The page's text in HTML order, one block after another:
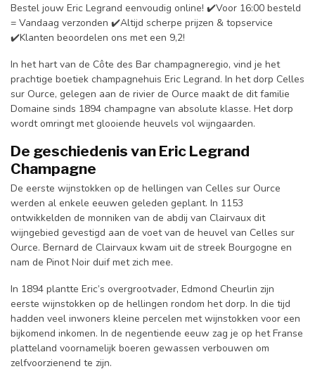
Bestel jouw Eric Legrand eenvoudig online! ✔️Voor 16:00 besteld
= Vandaag verzonden ✔️Altijd scherpe prijzen & topservice
✔️Klanten beoordelen ons met een 9,2!
In het hart van de Côte des Bar champagneregio, vind je het
prachtige boetiek champagnehuis Eric Legrand. In het dorp Celles
sur Ource, gelegen aan de rivier de Ource maakt de dit familie
Domaine sinds 1894 champagne van absolute klasse. Het dorp
wordt omringt met glooiende heuvels vol wijngaarden.
De geschiedenis van Eric Legrand
Champagne
De eerste wijnstokken op de hellingen van Celles sur Ource
werden al enkele eeuwen geleden geplant. In 1153
ontwikkelden de monniken van de abdij van Clairvaux dit
wijngebied gevestigd aan de voet van de heuvel van Celles sur
Ource. Bernard de Clairvaux kwam uit de streek Bourgogne en
nam de Pinot Noir duif met zich mee.
In 1894 plantte Eric’s overgrootvader, Edmond Cheurlin zijn
eerste wijnstokken op de hellingen rondom het dorp. In die tijd
hadden veel inwoners kleine percelen met wijnstokken voor een ​​
bijkomend inkomen. In de negentiende eeuw zag je op het Franse
platteland voornamelijk boeren gewassen verbouwen om
zelfvoorzienend te zijn.